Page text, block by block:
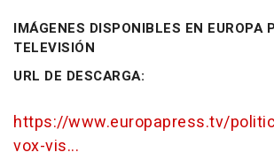
IMÁGENES DISPONIBLES EN EUROPA
TELEVISIÓN
URL DE DESCARGA:
https://www.europapress.tv/
vox-vis...